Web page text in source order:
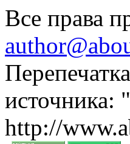
Все права
источника: "
http://